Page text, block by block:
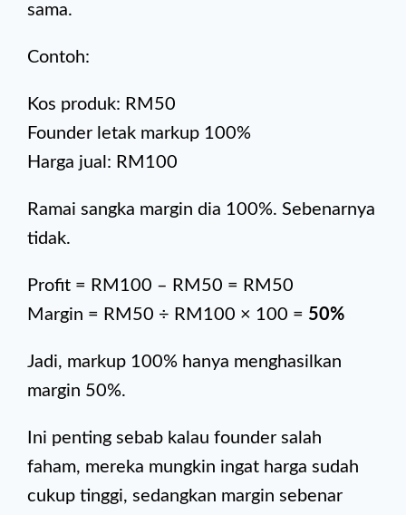
sama.
Contoh:
Kos produk: RM50
Founder letak markup 100%
Harga jual: RM100
Ramai sangka margin dia 100%. Sebenarnya
tidak.
Profit = RM100 – RM50 = RM50
Margin = RM50 ÷ RM100 × 100 = 50%
Jadi, markup 100% hanya menghasilkan
margin 50%.
Ini penting sebab kalau founder salah
faham, mereka mungkin ingat harga sudah
cukup tinggi, sedangkan margin sebenar